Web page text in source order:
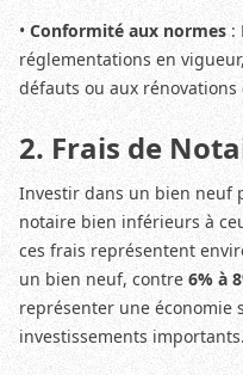
• Conformité aux normes :
réglementations en
défauts ou aux rénovations
2. Frais de
Investir dans un bien neuf
notaire bien inférieurs à
ces frais représentent
un bien neuf, contre 6% à
représenter une économie
investissements importants.